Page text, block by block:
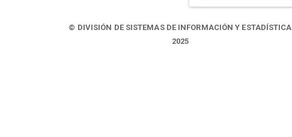
© DIVISIÓN DE SISTEMAS DE INFORMACIÓN Y ESTADÍSTICA
2025